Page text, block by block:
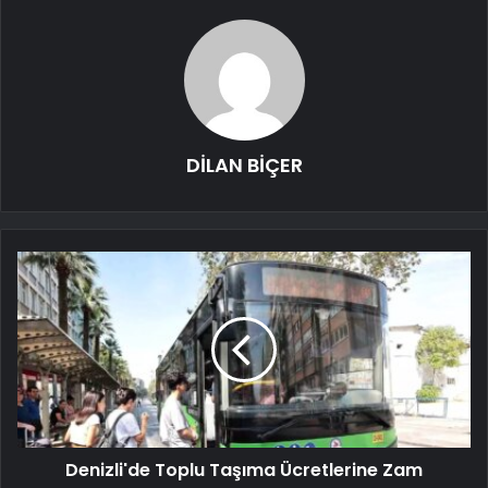
DİLAN BİÇER
Denizli'de Toplu Taşıma Ücretlerine Zam